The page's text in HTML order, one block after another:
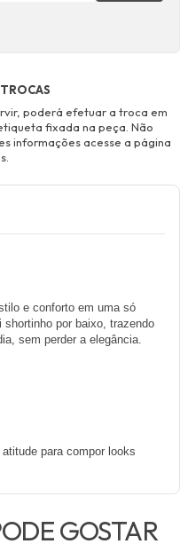
poderá efetuar a troca em
fixada na peça. Não
informações acesse a página
e conforto em uma só
por baixo, trazendo
sem perder a elegância.
para compor looks
GOSTAR